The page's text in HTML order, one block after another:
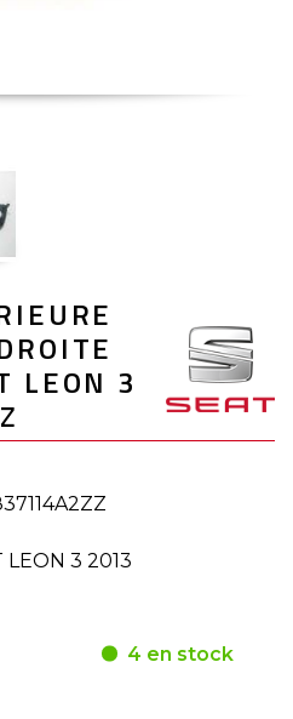
LEON 3
LEON 3 2013
4 en stock